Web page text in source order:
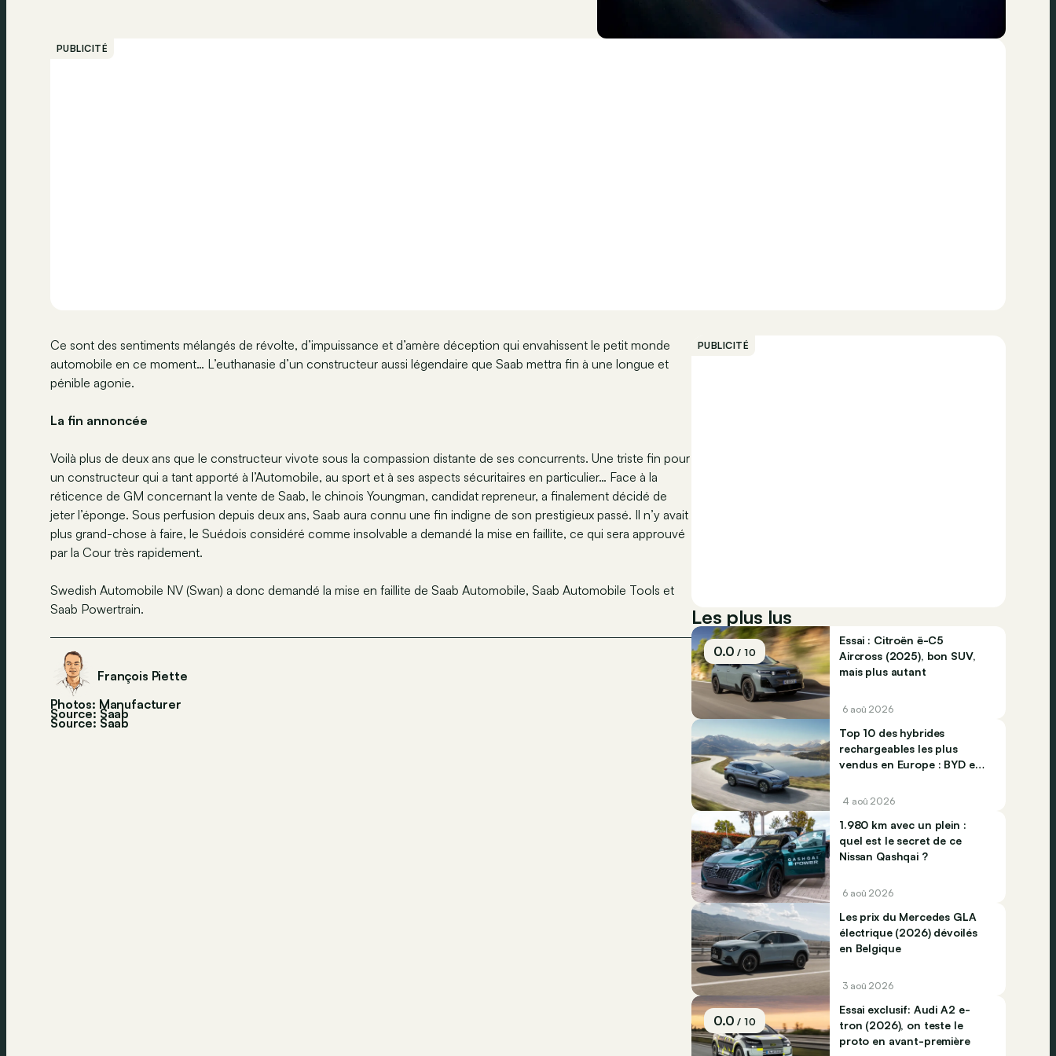
PUBLICITÉ
Ce sont des sentiments mélangés de révolte, d’impuissance et d’amère déception qui envahissent le petit monde
automobile en ce moment… L’euthanasie d’un constructeur aussi légendaire que Saab mettra fin à une longue et
pénible agonie.
La fin annoncée
Voilà plus de deux ans que le constructeur vivote sous la compassion distante de ses concurrents. Une triste fin pour
un constructeur qui a tant apporté à l’Automobile, au sport et à ses aspects sécuritaires en particulier… Face à la
réticence de GM concernant la vente de Saab, le chinois Youngman, candidat repreneur, a finalement décidé de
jeter l’éponge. Sous perfusion depuis deux ans, Saab aura connu une fin indigne de son prestigieux passé. Il n’y avait
plus grand-chose à faire, le Suédois considéré comme insolvable a demandé la mise en faillite, ce qui sera approuvé
par la Cour très rapidement.
Swedish Automobile NV (Swan) a donc demandé la mise en faillite de Saab Automobile, Saab Automobile Tools et
Saab Powertrain.
François Piette
Photos: Manufacturer
Source: Saab
Source: Saab
PUBLICITÉ
Les plus lus
0.0/ 10
Essai : Citroën ë-C5
Aircross (2025), bon SUV,
mais plus autant
6 aoû 2026
Top 10 des hybrides
rechargeables les plus
vendus en Europe : BYD et
4 aoû 2026
1.980 km avec un plein :
quel est le secret de ce
Nissan Qashqai ?
6 aoû 2026
Les prix du Mercedes GLA
électrique (2026) dévoilés
en Belgique
3 aoû 2026
0.0/ 10
Essai exclusif: Audi A2 e-
tron (2026), on teste le
proto en avant-première